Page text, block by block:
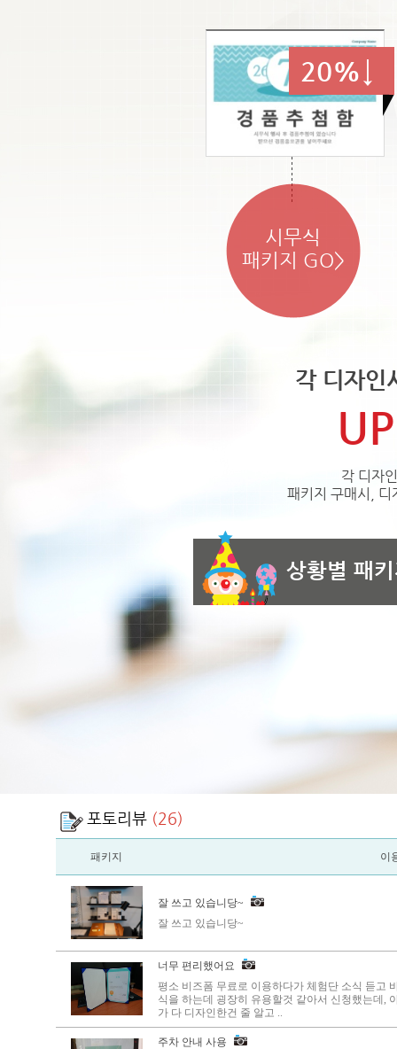
20%↓
시무식
패키지 GO>
각 디자인
각 디자
패키지 구매시,
상황별 패
포토리뷰 (26)
패키지 이
잘 쓰고 있습니당~
잘 쓰고 있습니당~
너무 편리했어요
평소 비즈폼 무료로 이용하다가 체험단 소식 듣고
식을 하는데 굉장히 유용할것 같아서 신청했는데,
가 다 디자인한건 줄 알고 ..
주차 안내 사용